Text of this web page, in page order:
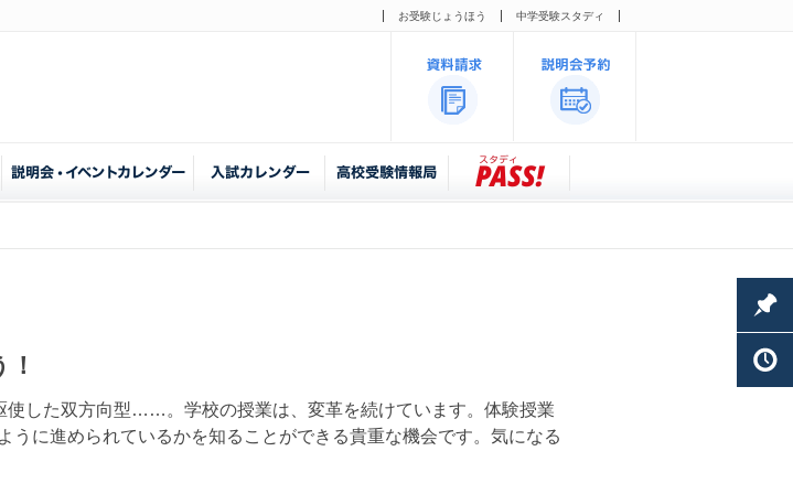
お受験じょうほう 中学受験スタディ
した双方向型……。学校の授業は、変革を続けています。体験授業
に進められているかを知ることができる貴重な機会です。気になる